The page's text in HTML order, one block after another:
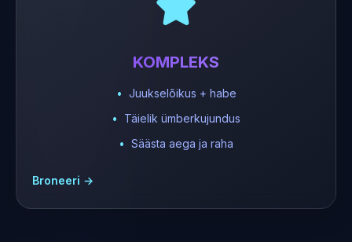
KOMPLEKS
Juukselõikus + habe
Täielik ümberkujundus
Säästa aega ja raha
Broneeri →